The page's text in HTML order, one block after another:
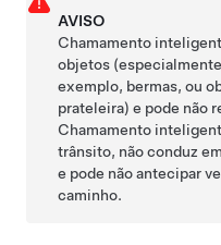
AVISO
Chamamento
objetos
exemplo, bermas, ou
prateleira) e pode não
Chamamento
trânsito, não conduz
e pode não antecipar
caminho.